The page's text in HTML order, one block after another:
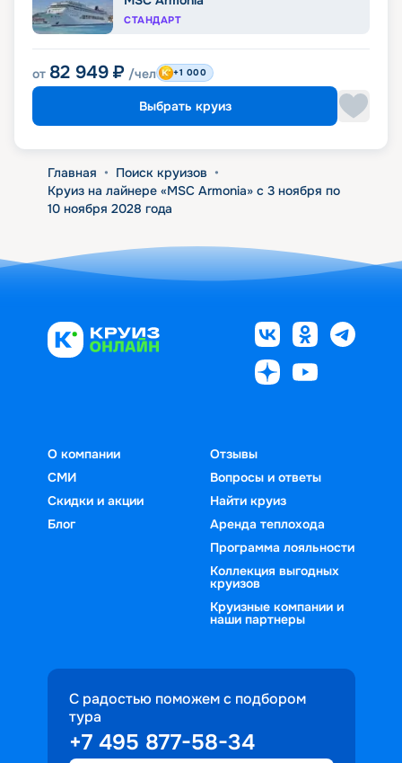
СТАНДАРТ
от 82 949 ₽ /чел +1 000
Выбрать круиз
Главная • Поиск круизов •
Круиз на лайнере «MSC Armonia» с 3 ноября по
10 ноября 2028 года
О компании
СМИ
Скидки и акции
Блог
Отзывы
Вопросы и ответы
Найти круиз
Аренда теплохода
Программа лояльности
Коллекция выгодных
круизов
Круизные компании и
наши партнеры
С радостью поможем с подбором
тура
+7 495 877-58-34